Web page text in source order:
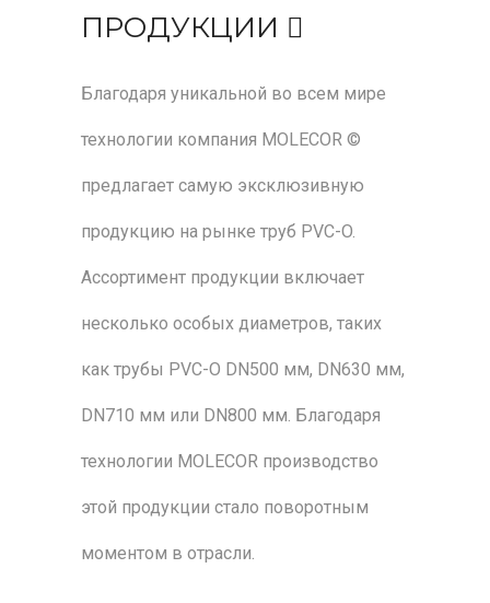
ПРОДУКЦИИ 
Благодаря уникальной во всем мире
технологии компания MOLECOR ©
предлагает самую эксклюзивную
продукцию на рынке труб PVC-O.
Ассортимент продукции включает
несколько особых диаметров, таких
как трубы PVC-O DN500 мм, DN630 мм,
DN710 мм или DN800 мм. Благодаря
технологии MOLECOR производство
этой продукции стало поворотным
моментом в отрасли.